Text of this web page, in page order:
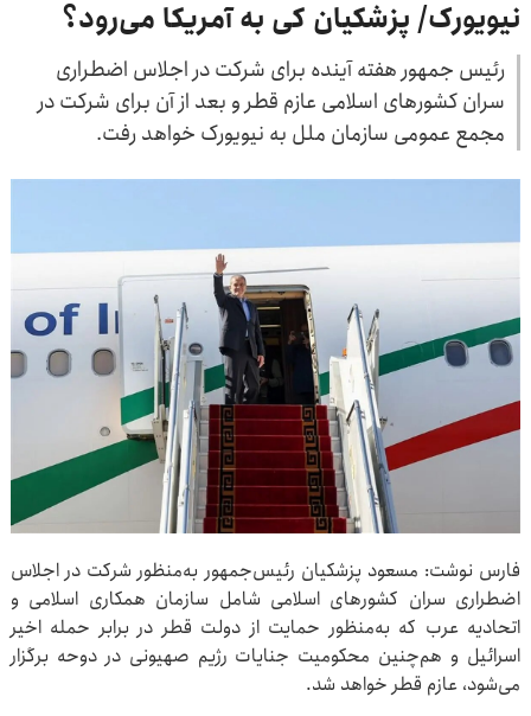
نیویورک/ پزشکیان کی به آمریکا می‌رود؟
رئیس جمهور هفته آینده برای شرکت در اجلاس اضطراری
سران کشورهای اسلامی عازم قطر و بعد از آن برای شرکت در
مجمع عمومی سازمان ملل به نیویورک خواهد رفت.
فارس نوشت: مسعود پزشکیان رئیس‌جمهور به‌منظور شرکت در اجلاس
اضطراری سران کشورهای اسلامی شامل سازمان همکاری اسلامی و
اتحادیه عرب که به‌منظور حمایت از دولت قطر در برابر حمله اخیر
اسرائیل و هم‌چنین محکومیت جنایات رژیم صهیونی در دوحه برگزار
می‌شود، عازم قطر خواهد شد.